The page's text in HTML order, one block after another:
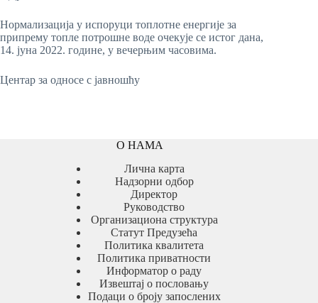
Нормализација у испоруци топлотне енергије за
припрему топле потрошне воде очекује се истог дана,
14. јуна 2022. године, у вечерњим часовима.
Центар за односе с јавношћу
О НАМА
Лична карта
Надзорни одбор
Директор
Руководство
Организациона структура
Статут Предузећа
Политика квалитета
Политика приватности
Информатор о раду
Извештај о пословању
Подаци о броју запослених